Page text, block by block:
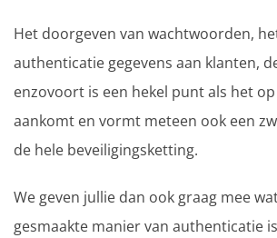
Het doorgeven van wachtwoorden,
authenticatie gegevens aan klanten,
enzovoort is een hekel punt als het
aankomt en vormt meteen ook een
de hele beveiligingsketting.
We geven jullie dan ook graag mee
gesmaakte manier van authenticatie